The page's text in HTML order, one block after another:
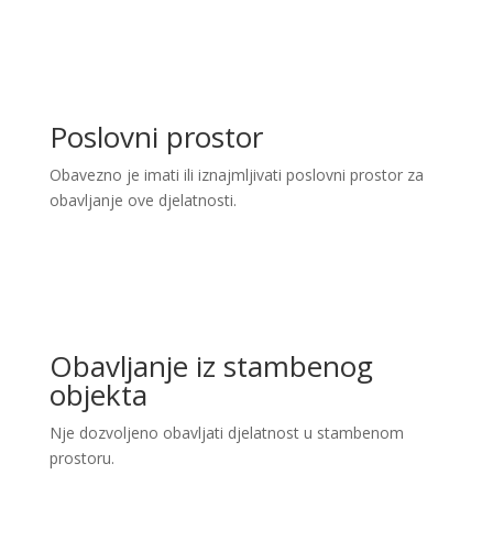
Poslovni prostor
Obavezno je imati ili iznajmljivati poslovni prostor za
obavljanje ove djelatnosti.
Obavljanje iz stambenog
objekta
Nje dozvoljeno obavljati djelatnost u stambenom
prostoru.